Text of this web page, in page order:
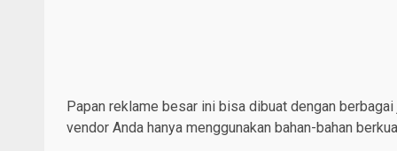
Papan reklame besar ini bisa dibuat dengan
vendor Anda hanya menggunakan bahan-bahan